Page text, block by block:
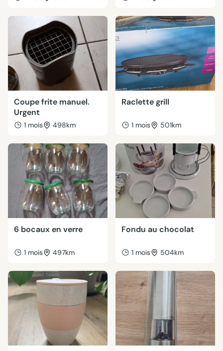
Coupe frite manuel.
Urgent
1 mois 498km
Raclette grill
1 mois 501km
6 bocaux en verre
1 mois 497km
Fondu au chocolat
1 mois 504km